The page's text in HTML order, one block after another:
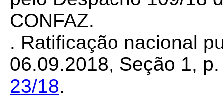
CONFAZ.
. Ratificação nacional
06.09.2018, Seção 1,
23/18.